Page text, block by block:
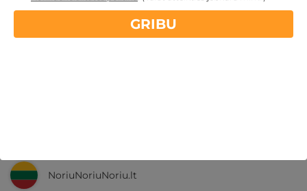
GribuAtpusties.lvizmēģināts
NoriuNoriuNoriu.lt
GRIBU